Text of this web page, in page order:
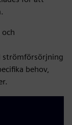
strömförsörjning
behov,